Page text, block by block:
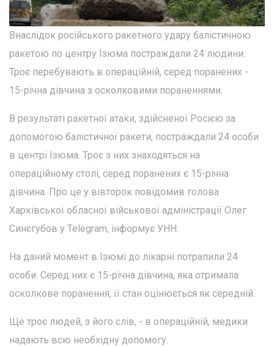
Внаслідок російського ракетного удару балістичною
ракетою по центру Ізюма постраждали 24 людини.
Троє перебувають в операційній, серед поранених -
15-річна дівчина з осколковими пораненнями.
В результаті ракетної атаки, здійсненої Росією за
допомогою балістичної ракети, постраждали 24 особи
в центрі Ізюма. Троє з них знаходяться на
операційному столі, серед поранених є 15-річна
дівчина. Про це у вівторок повідомив голова
Харківської обласної військової адміністрації Олег
Синєгубов у Telegram, інформує УНН.
На даний момент в Ізюмі до лікарні потрапили 24
особи. Серед них є 15-річна дівчина, яка отримала
осколкове поранення, її стан оцінюється як середній.
Ще троє людей, з його слів, - в операційній, медики
надають всю необхідну допомогу.